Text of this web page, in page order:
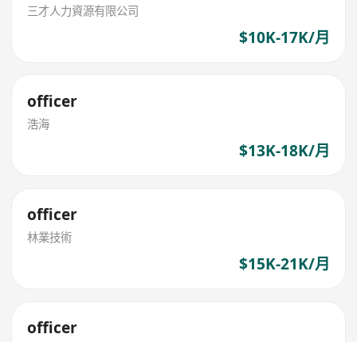
三才人力資源有限公司
$10K-17K/月
officer
浩海
$13K-18K/月
officer
林業技術
$15K-21K/月
officer